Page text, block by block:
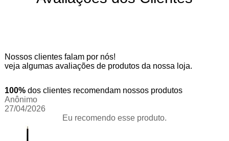
Nossos clientes falam por nós!
veja algumas avaliações de produtos da nossa loja.
100% dos clientes recomendam nossos produtos
Anônimo
27/04/2026
Eu recomendo esse produto.